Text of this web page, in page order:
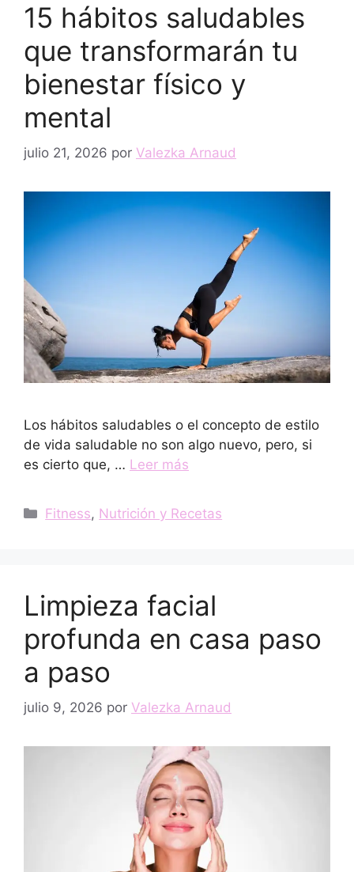
15 hábitos saludables
que transformarán tu
bienestar físico y
mental
julio 21, 2026 por Valezka Arnaud
Los hábitos saludables o el concepto de estilo
de vida saludable no son algo nuevo, pero, si
es cierto que, … Leer más
Categorías
Fitness, Nutrición y Recetas
Limpieza facial
profunda en casa paso
a paso
julio 9, 2026 por Valezka Arnaud